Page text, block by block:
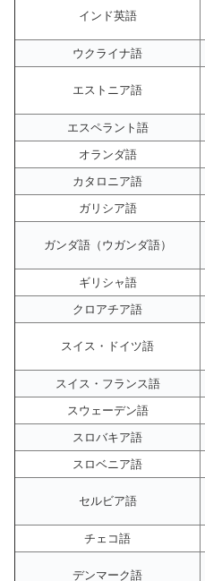
インド英語
ウクライナ語
エストニア語
エスペラント語
オランダ語
カタロニア語
ガリシア語
ガンダ語（ウガンダ語）
ギリシャ語
クロアチア語
スイス・ドイツ語
スイス・フランス語
スウェーデン語
スロバキア語
スロベニア語
セルビア語
チェコ語
デンマーク語